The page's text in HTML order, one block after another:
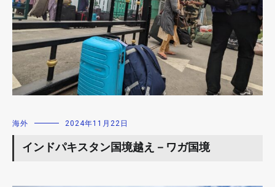
海外 2024年11月22日
インドパキスタン国境越え－ワガ国境